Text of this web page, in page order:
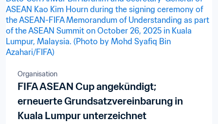
Organisation
FIFA ASEAN Cup angekündigt;
erneuerte Grundsatzvereinbarung in
Kuala Lumpur unterzeichnet